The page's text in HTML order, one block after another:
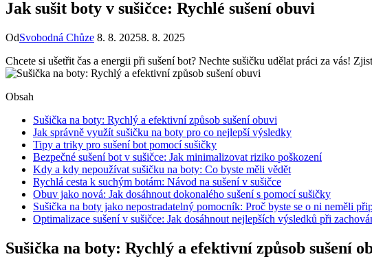
Jak sušit boty v sušičce: Rychlé sušení obuvi
OdSvobodná Chůze 8. 8. 20258. 8. 2025
Chcete si ušetřit čas a energii při sušení bot? Nechte⁣ sušičku udělat práci‍ za vás!
Obsah
Sušička na boty: Rychlý a efektivní způsob sušení obuvi
Jak správně využít sušičku na boty pro co⁣ nejlepší výsledky
Tipy a triky pro sušení bot pomocí sušičky
Bezpečné sušení bot ⁢v ⁢sušičce: ⁤Jak minimalizovat ⁢riziko poškození
Kdy a ⁢kdy nepoužívat sušičku na boty: Co byste měli ‍vědět
Rychlá cesta k suchým botám: Návod na sušení ⁣v sušičce
Obuv jako ​nová: Jak dosáhnout dokonalého sušení ‌s pomocí sušičky
Sušička‌ na boty ⁤jako⁢ nepostradatelný ⁣pomocník:⁣ Proč ⁤byste se o ni neměli
Optimalizace sušení v sušičce: Jak dosáhnout ⁢nejlepších výsledků při
Sušička na boty: Rychlý a efektivní způsob sušení